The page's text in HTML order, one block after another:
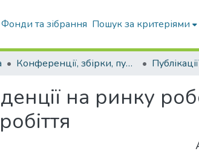
Фонди та зібрання Пошук за критеріями
Конференції, збірки, публікації молодих вчених і здобувачів : магістрів, бакалаврів, аспірантів.
на ринку